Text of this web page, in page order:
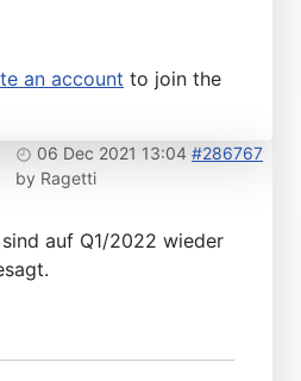
an account to join the
06 Dec 2021 13:04 #286767
by Ragetti
auf Q1/2022 wieder